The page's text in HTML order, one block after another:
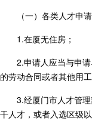
（一）各类人才申
1.在厦无住房；
2.申请人应当与申
的劳动合同或者其他用
3.经厦门市人才管
干人才，或者入选区级